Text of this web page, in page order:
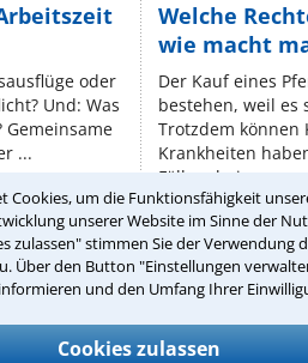
Cookies, um die Funktionsfähigkeit
unserer Website im Sinne der
zulassen" stimmen Sie der Verwendung
Über den Button "Einstellungen
und den Umfang Ihrer
Cookies zulassen
oder
Und: Was
...
Welche
wie macht
Der Kauf eines
bestehen, weil es
Trotzdem können
Krankheiten
Fällen, bei ...
Teste Dein Rechtswissen